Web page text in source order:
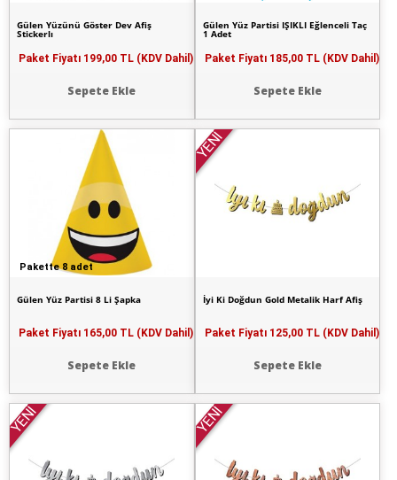
Gülen Yüzünü Göster Dev Afiş
Stickerlı
Paket Fiyatı 199,00 TL (KDV Dahil)
Sepete Ekle
Gülen Yüz Partisi IŞIKLI Eğlenceli Taç
1 Adet
Paket Fiyatı 185,00 TL (KDV Dahil)
Sepete Ekle
Pakette 8 adet
Gülen Yüz Partisi 8 Li Şapka
Paket Fiyatı 165,00 TL (KDV Dahil)
Sepete Ekle
YENİ
İyi Ki Doğdun Gold Metalik Harf Afiş
Paket Fiyatı 125,00 TL (KDV Dahil)
Sepete Ekle
YENİ YENİ